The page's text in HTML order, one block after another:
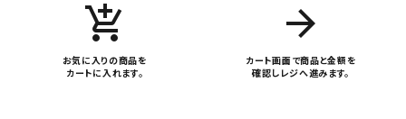
カテゴリー
add_shopping_cart
お気に入りの商品を
カートに入れます。
arrow_forward
カート画面で商品と金額を
確認しレジへ進みます。